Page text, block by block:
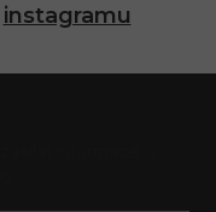
instagramu